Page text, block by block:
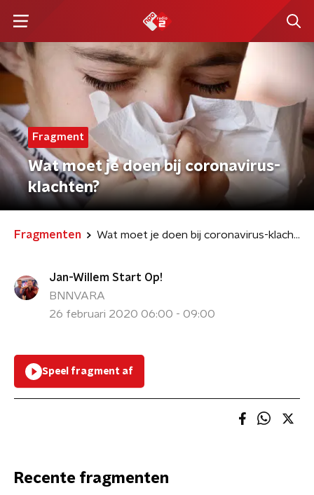
Fragment
Wat moet je doen bij coronavirus-
klachten?
Fragmenten Wat moet je doen bij coronavirus-klachten?
Jan-Willem Start Op!
BNNVARA
26 februari 2020 06:00 - 09:00
Speel fragment af
Recente fragmenten